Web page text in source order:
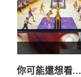
你可能還想看…